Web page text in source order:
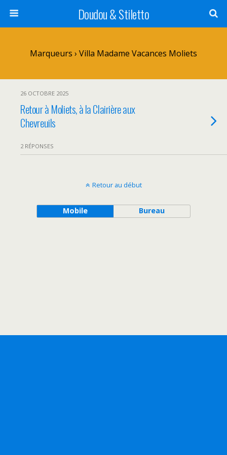
Doudou & Stiletto
Marqueurs › Villa Madame Vacances Moliets
26 OCTOBRE 2025
Retour à Moliets, à la Clairière aux
Chevreuils
2 RÉPONSES
Retour au début
Mobile Bureau